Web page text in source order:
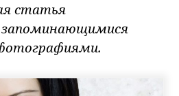
статья